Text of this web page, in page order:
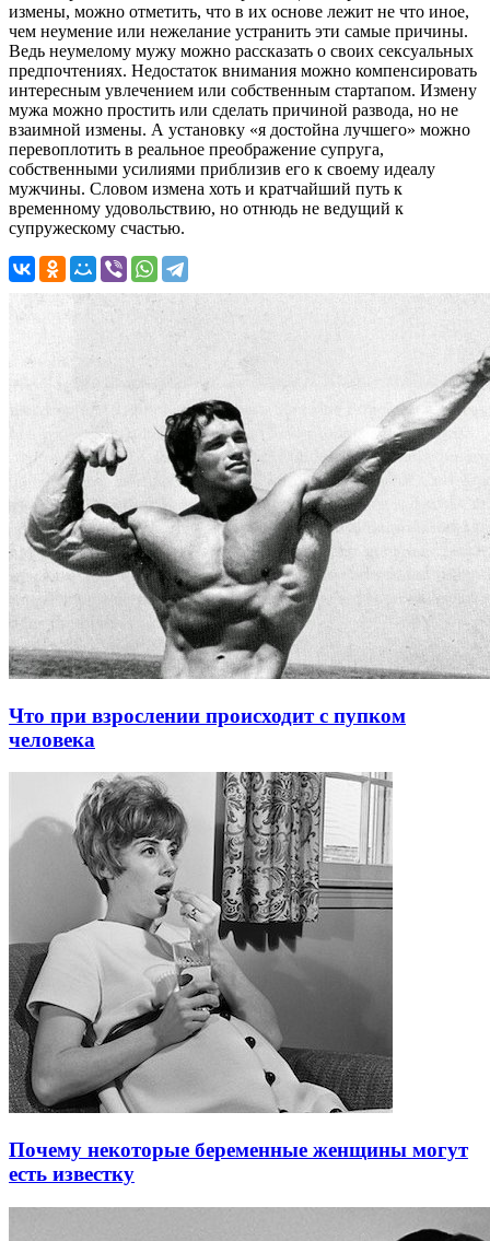
измены, можно отметить, что в их основе лежит не что иное,
чем неумение или нежелание устранить эти самые причины.
Ведь неумелому мужу можно рассказать о своих сексуальных
предпочтениях. Недостаток внимания можно компенсировать
интересным увлечением или собственным стартапом. Измену
мужа можно простить или сделать причиной развода, но не
взаимной измены. А установку «я достойна лучшего» можно
перевоплотить в реальное преображение супруга,
собственными усилиями приблизив его к своему идеалу
мужчины. Словом измена хоть и кратчайший путь к
временному удовольствию, но отнюдь не ведущий к
супружескому счастью.
Что при взрослении происходит с пупком
человека
Почему некоторые беременные женщины могут
есть известку